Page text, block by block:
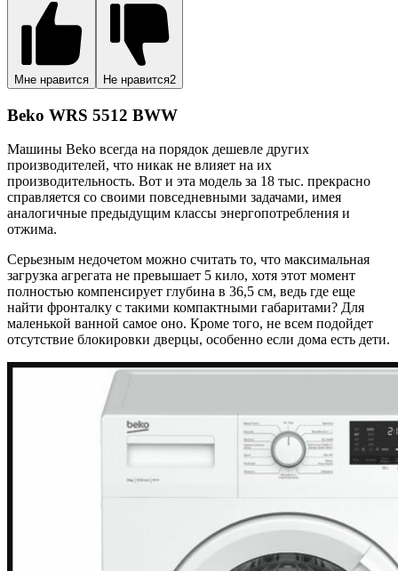
Мне нравится Не нравится2
Beko WRS 5512 BWW
Машины Beko всегда на порядок дешевле других
производителей, что никак не влияет на их
производительность. Вот и эта модель за 18 тыс. прекрасно
справляется со своими повседневными задачами, имея
аналогичные предыдущим классы энергопотребления и
отжима.
Серьезным недочетом можно считать то, что максимальная
загрузка агрегата не превышает 5 кило, хотя этот момент
полностью компенсирует глубина в 36,5 см, ведь где еще
найти фронталку с такими компактными габаритами? Для
маленькой ванной самое оно. Кроме того, не всем подойдет
отсутствие блокировки дверцы, особенно если дома есть дети.